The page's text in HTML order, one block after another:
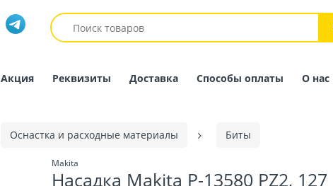
Акция Реквизиты Доставка Способы оплаты О нас
Оснастка и расходные материалы Биты
Makita
Насадка Makita P-13580 PZ2, 127